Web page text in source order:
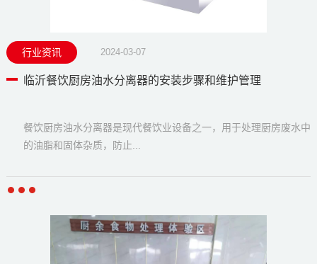
行业资讯 2024-03-07
临沂餐饮厨房油水分离器的安装步骤和维护管理
餐饮厨房油水分离器是现代餐饮业设备之一，用于处理厨房废水中
的油脂和固体杂质，防止...